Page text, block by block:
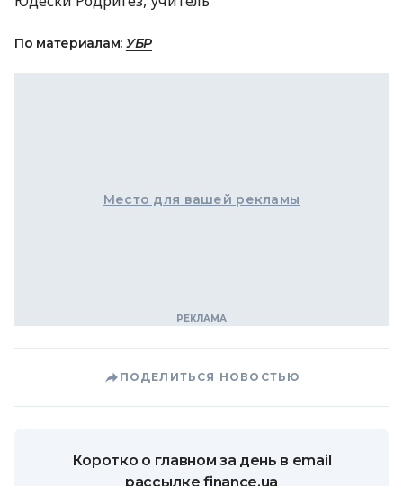
По материалам: УБР
Место для вашей рекламы
ПОДЕЛИТЬСЯ НОВОСТЬЮ
Коротко о главном за день в email
рассылке finance.ua